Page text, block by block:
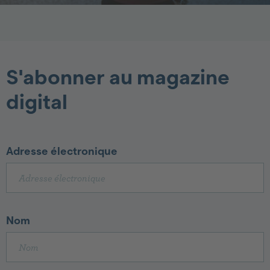
S'abonner au magazine
digital
Adresse électronique
Nom